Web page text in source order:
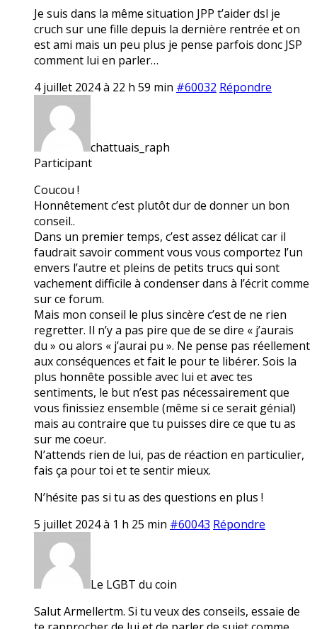
Je suis dans la même situation JPP t’aider dsl je
cruch sur une fille depuis la dernière rentrée et on
est ami mais un peu plus je pense parfois donc JSP
comment lui en parler…
4 juillet 2024 à 22 h 59 min #60032 Répondre
chattuais_raph
Participant
Coucou !
Honnêtement c’est plutôt dur de donner un bon
conseil..
Dans un premier temps, c’est assez délicat car il
faudrait savoir comment vous vous comportez l’un
envers l’autre et pleins de petits trucs qui sont
vachement difficile à condenser dans à l’écrit comme
sur ce forum.
Mais mon conseil le plus sincère c’est de ne rien
regretter. Il n’y a pas pire que de se dire « j’aurais
du » ou alors « j’aurai pu ». Ne pense pas réellement
aux conséquences et fait le pour te libérer. Sois la
plus honnête possible avec lui et avec tes
sentiments, le but n’est pas nécessairement que
vous finissiez ensemble (même si ce serait génial)
mais au contraire que tu puisses dire ce que tu as
sur me coeur.
N’attends rien de lui, pas de réaction en particulier,
fais ça pour toi et te sentir mieux.
N’hésite pas si tu as des questions en plus !
5 juillet 2024 à 1 h 25 min #60043 Répondre
Le LGBT du coin
Salut Armellertm. Si tu veux des conseils, essaie de